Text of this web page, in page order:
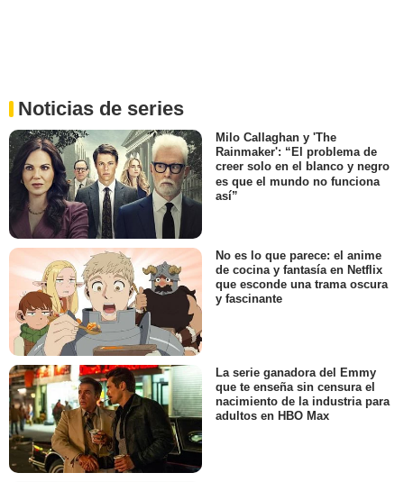
Noticias de series
Milo Callaghan y 'The
Rainmaker': “El problema de
creer solo en el blanco y negro
es que el mundo no funciona
así”
No es lo que parece: el anime
de cocina y fantasía en Netflix
que esconde una trama oscura
y fascinante
La serie ganadora del Emmy
que te enseña sin censura el
nacimiento de la industria para
adultos en HBO Max